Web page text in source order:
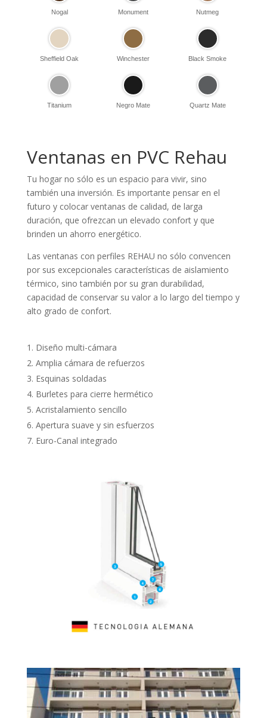
Nogal Monument Nutmeg
Sheffield Oak Winchester Black Smoke
Titanium Negro Mate Quartz Mate
Ventanas en PVC Rehau
Tu hogar no sólo es un espacio para vivir, sino
también una inversión. Es importante pensar en el
futuro y colocar ventanas de calidad, de larga
duración, que ofrezcan un elevado confort y que
brinden un ahorro energético.
Las ventanas con perfiles REHAU no sólo convencen
por sus excepcionales características de aislamiento
térmico, sino también por su gran durabilidad,
capacidad de conservar su valor a lo largo del tiempo y
alto grado de confort.
Diseño multi-cámara
Amplia cámara de refuerzos
Esquinas soldadas
Burletes para cierre hermético
Acristalamiento sencillo
Apertura suave y sin esfuerzos
Euro-Canal integrado